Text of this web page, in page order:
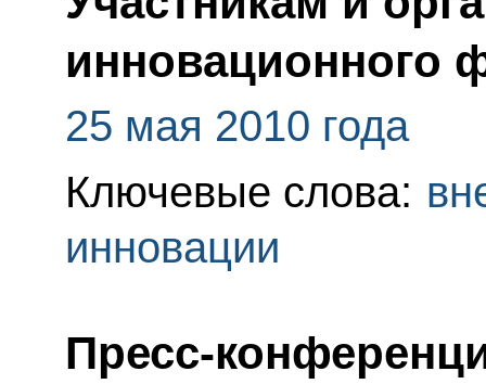
инновационного
25 мая 2010 года
Ключевые слова:
инновации
Пресс-